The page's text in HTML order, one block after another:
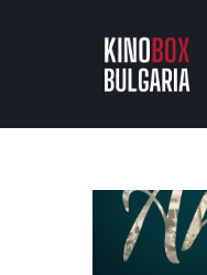
АНАЛИЗИ
БАХТИ